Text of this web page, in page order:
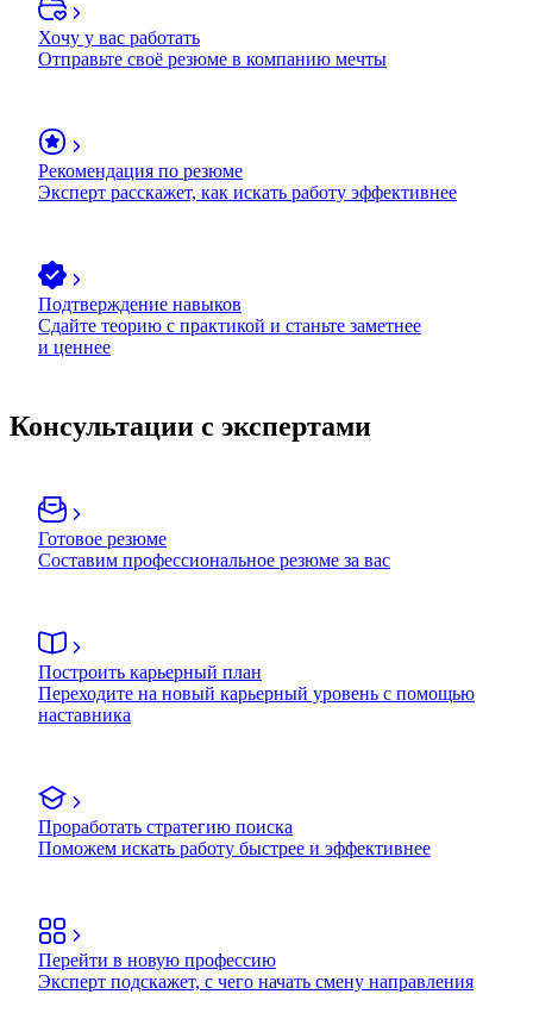
Хочу у вас работать
Отправьте своё резюме в компанию мечты
Рекомендация по резюме
Эксперт расскажет, как искать работу эффективнее
Подтверждение навыков
Сдайте теорию с практикой и станьте заметнее
и ценнее
Консультации с экспертами
Готовое резюме
Составим профессиональное резюме за вас
Построить карьерный план
Переходите на новый карьерный уровень с помощью
наставника
Проработать стратегию поиска
Поможем искать работу быстрее и эффективнее
Перейти в новую профессию
Эксперт подскажет, с чего начать смену направления